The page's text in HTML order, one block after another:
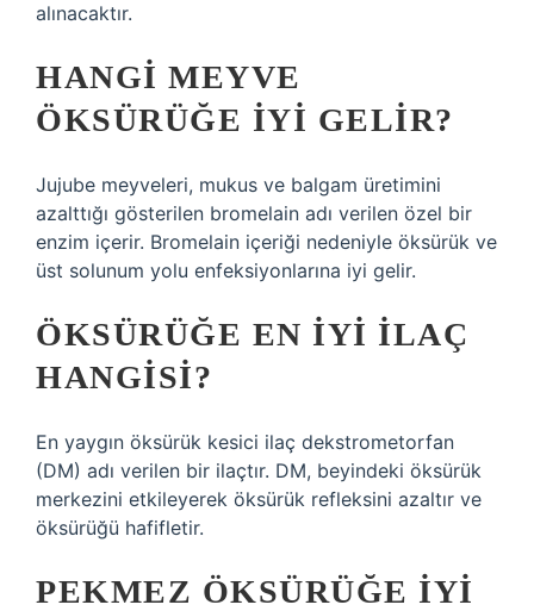
alınacaktır.
HANGI MEYVE
ÖKSÜRÜĞE IYI GELIR?
Jujube meyveleri, mukus ve balgam üretimini
azalttığı gösterilen bromelain adı verilen özel bir
enzim içerir. Bromelain içeriği nedeniyle öksürük ve
üst solunum yolu enfeksiyonlarına iyi gelir.
ÖKSÜRÜĞE EN IYI ILAÇ
HANGISI?
En yaygın öksürük kesici ilaç dekstrometorfan
(DM) adı verilen bir ilaçtır. DM, beyindeki öksürük
merkezini etkileyerek öksürük refleksini azaltır ve
öksürüğü hafifletir.
PEKMEZ ÖKSÜRÜĞE IYI